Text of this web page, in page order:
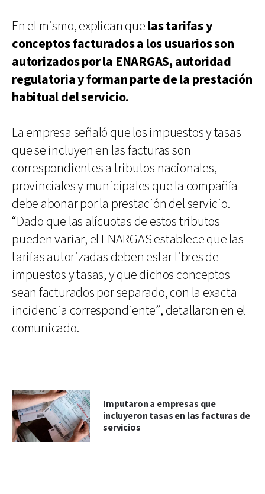
En el mismo, explican quelas tarifas y
conceptos facturados a los usuarios son
autorizados por la ENARGAS, autoridad
regulatoria y forman parte de la prestación
habitual del servicio.
La empresa señaló que los impuestos y tasas
que se incluyen en las facturas son
correspondientes a tributos nacionales,
provinciales y municipales que la compañía
debe abonar por la prestación del servicio.
“Dado que las alícuotas de estos tributos
pueden variar, el ENARGAS establece que las
tarifas autorizadas deben estar libres de
impuestos y tasas, y que dichos conceptos
sean facturados por separado, con la exacta
incidencia correspondiente”, detallaron en el
comunicado.
Imputaron a empresas que
incluyeron tasas en las facturas de
servicios